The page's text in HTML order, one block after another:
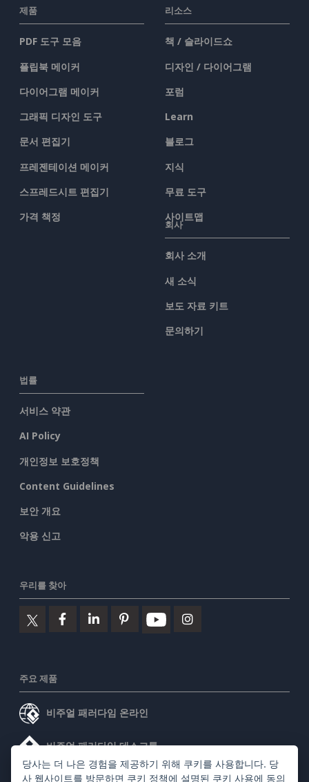
제품
PDF 도구 모음
플립북 메이커
다이어그램 메이커
그래픽 디자인 도구
문서 편집기
프레젠테이션 메이커
스프레드시트 편집기
가격 책정
리소스
책 / 슬라이드쇼
디자인 / 다이어그램
포럼
Learn
블로그
지식
무료 도구
사이트맵
회사
회사 소개
새 소식
보도 자료 키트
문의하기
법률
서비스 약관
AI Policy
개인정보 보호정책
Content Guidelines
보안 개요
악용 신고
우리를 찾아
주요 제품
비주얼 패러다임 온라인
비주얼 패러다임 데스크톱
당사는 더 나은 경험을 제공하기 위해 쿠키를 사용합니다. 당
사 웹사이트를 방문하면 쿠키 정책에 설명된 쿠키 사용에 동의